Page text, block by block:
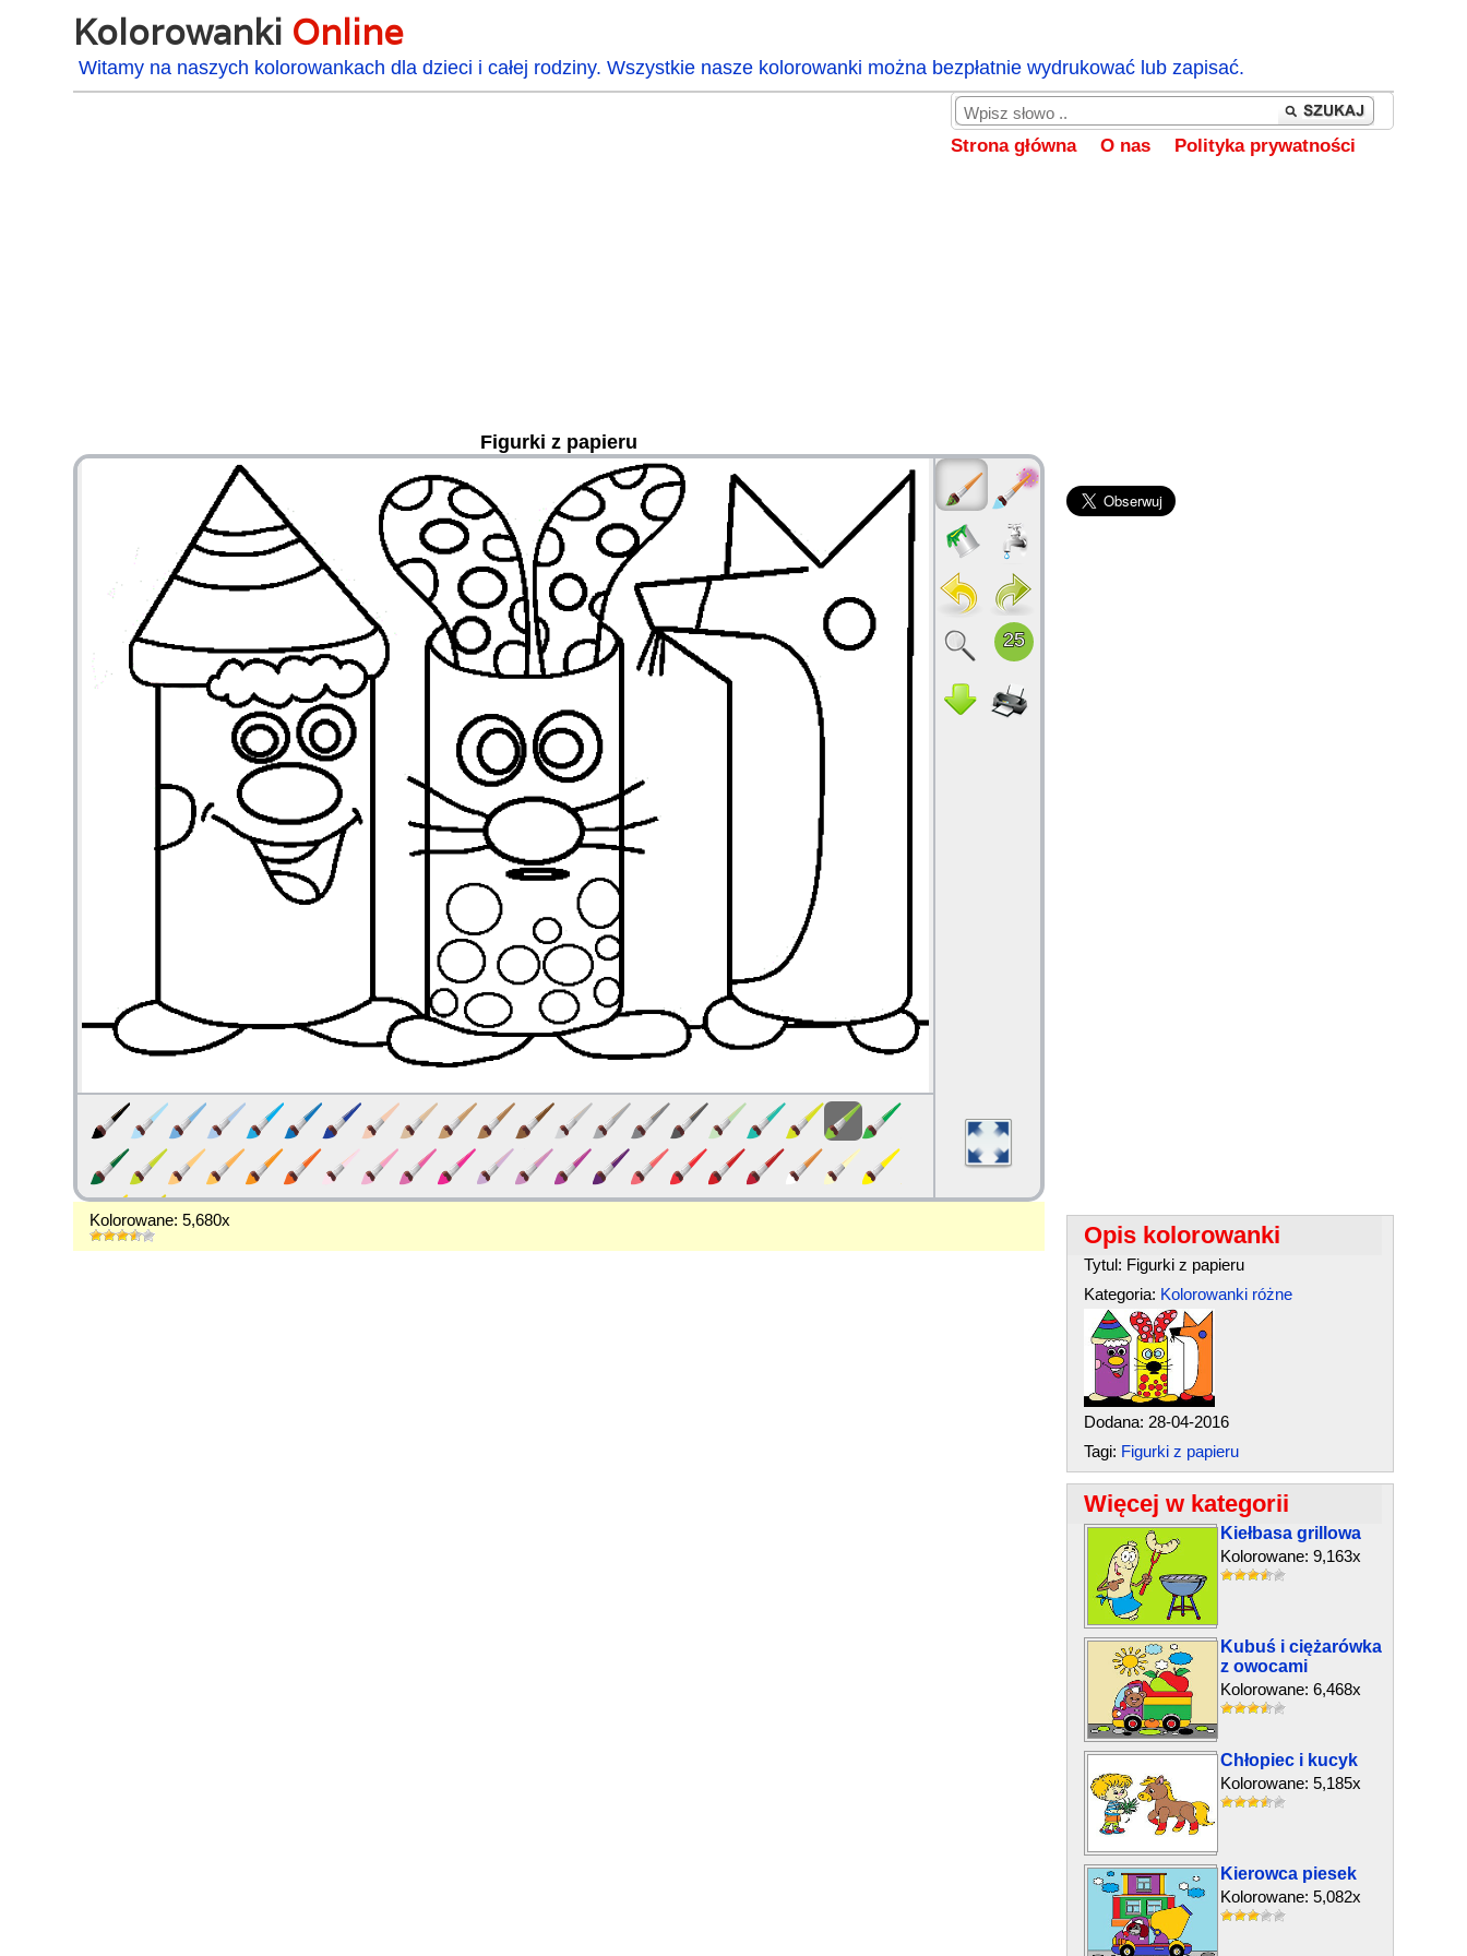
Kolorowanki Online
Witamy na naszych kolorowankach dla dzieci i całej rodziny. Wszystkie nasze kolorowanki można bezpłatnie wydrukować lub zapisać.
Strona główna O nas Polityka prywatności
Figurki z papieru
Kolorowane: 5,680x
Opis kolorowanki
Tytul: Figurki z papieru
Kategoria: Kolorowanki różne
Dodana: 28-04-2016
Tagi: Figurki z papieru
Więcej w kategorii
Kiełbasa grillowa
Kolorowane: 9,163x
Kubuś i ciężarówka
z owocami
Kolorowane: 6,468x
Chłopiec i kucyk
Kolorowane: 5,185x
Kierowca piesek
Kolorowane: 5,082x